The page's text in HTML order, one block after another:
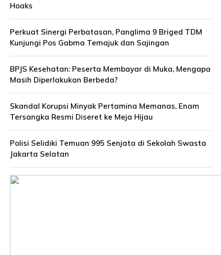
Hoaks
Perkuat Sinergi Perbatasan, Panglima 9 Briged TDM
Kunjungi Pos Gabma Temajuk dan Sajingan
BPJS Kesehatan: Peserta Membayar di Muka, Mengapa
Masih Diperlakukan Berbeda?
Skandal Korupsi Minyak Pertamina Memanas, Enam
Tersangka Resmi Diseret ke Meja Hijau
Polisi Selidiki Temuan 995 Senjata di Sekolah Swasta
Jakarta Selatan